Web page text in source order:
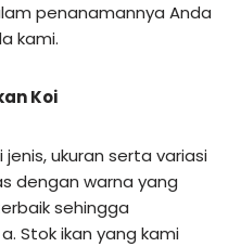
penanamannya Anda
kami.
Koi
ukuran serta variasi
dengan warna yang
sehingga
Stok ikan yang kami